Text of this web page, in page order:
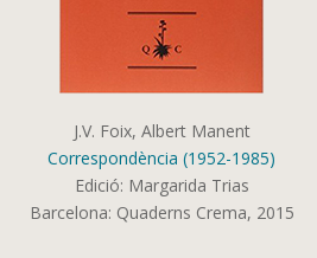
J.V. Foix, Albert Manent
Correspondència (1952-1985)
Edició: Margarida Trias
Barcelona: Quaderns Crema, 2015